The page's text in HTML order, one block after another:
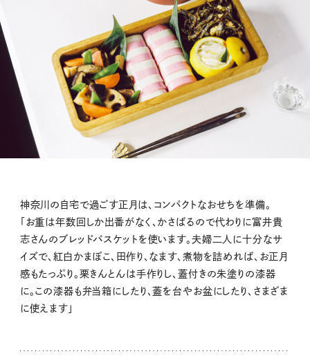
神奈川の自宅で過ごす正月は、コンパクトなおせちを準備。
「お重は年数回しか出番がなく、かさばるので代わりに富井貴
志さんのブレッドバスケットを使います。夫婦二人に十分なサ
イズで、紅白かまぼこ、田作り、なます、煮物を詰めれば、お正月
感もたっぷり。栗きんとんは手作りし、蓋付きの朱塗りの漆器
に。この漆器も弁当箱にしたり、蓋を台やお盆にしたり、さまざま
に使えます」